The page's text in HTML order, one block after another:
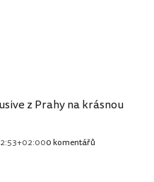
z Prahy na krásnou
0 komentářů